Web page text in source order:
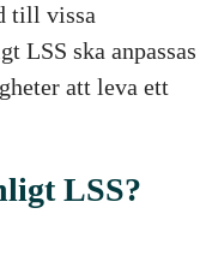
till vissa
LSS ska anpassas
att leva ett
LSS?